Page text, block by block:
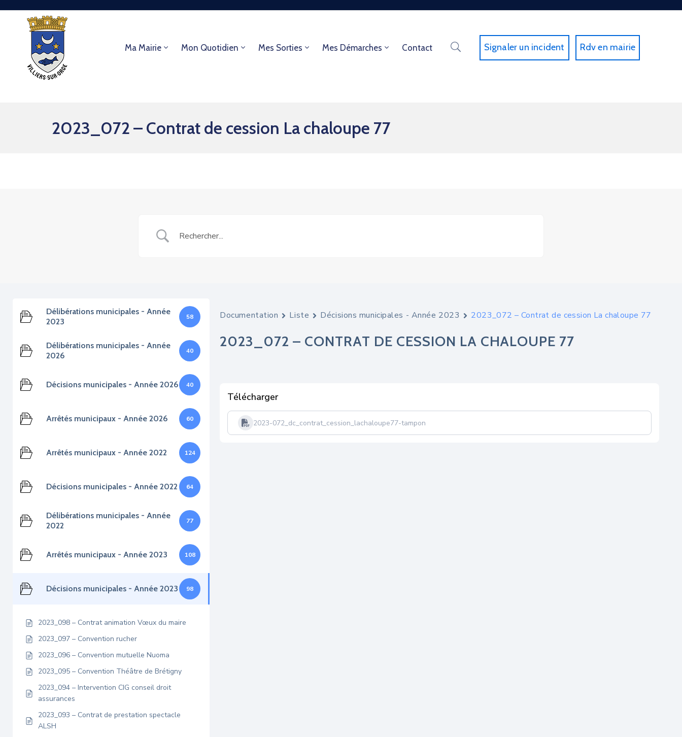
Ma Mairie Mon Quotidien Mes Sorties Mes Démarches Contact Signaler un incident Rdv en mairie
2023_072 – Contrat de cession La chaloupe 77
Délibérations municipales - Année
2023
58
Délibérations municipales - Année
2026
40
Décisions municipales - Année 2026 40
Arrêtés municipaux - Année 2026 60
Arrêtés municipaux - Année 2022 124
Décisions municipales - Année 2022 64
Délibérations municipales - Année
2022
77
Arrêtés municipaux - Année 2023 108
Décisions municipales - Année 2023 98
2023_098 – Contrat animation Vœux du maire
2023_097 – Convention rucher
2023_096 – Convention mutuelle Nuoma
2023_095 – Convention Théâtre de Brétigny
2023_094 – Intervention CIG conseil droit
assurances
2023_093 – Contrat de prestation spectacle
ALSH
Documentation Liste Décisions municipales - Année 2023 2023_072 – Contrat de cession La chaloupe 77
2023_072 – CONTRAT DE CESSION LA CHALOUPE 77
Télécharger
2023-072_dc_contrat_cession_lachaloupe77-tampon